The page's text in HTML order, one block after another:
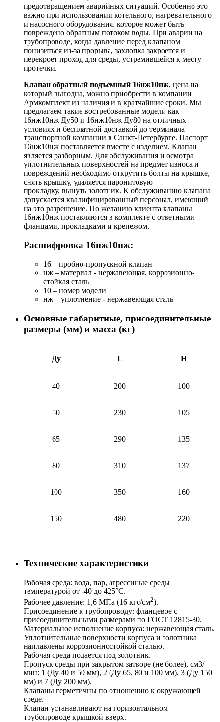
предотвращением аварийных ситуаций. Особенно это
важно при использовании котельного, нагревательного
и насосного оборудования, которое может быть
повреждено обратным потоком воды. При аварии на
трубопроводе, когда давление перед клапаном
понизиться из-за прорыва, захлопка закроется и
перекроет проход для среды, устремившейся к месту
протечки.
Клапан обратный подъемный 16нж10нж, цена на
который выгодна, можно приобрести в компании
Армкомплект из наличия и в кратчайшие сроки. Мы
предлагаем такие востребованные модели как
16нж10нж Ду50 и 16нж10нж Ду80 на отличных
условиях и бесплатной доставкой до терминала
транспортной компании в Санкт-Петербурге. Паспорт
16нж10нж поставляется вместе с изделием. Клапан
является разборным. Для обслуживания и осмотра
уплотнительных поверхностей на предмет износа и
повреждений необходимо открутить болты на крышке,
снять крышку, удаляется паронитовую
прокладку, вынуть золотник. К обслуживанию клапана
допускается квалифицированный персонал, имеющий
на это разрешение. По желанию клиента клапаны
16нж10нж поставляются в комплекте с ответными
фланцами, прокладками и крепежом.
Расшифровка 16нж10нж:
16 – пробно-пропускной клапан
нж – материал - нержавеющая, коррозионно-
стойкая сталь
10 – номер модели
нж – уплотнение - нержавеющая сталь
Основные габаритные, присоединительные
размеры (мм) и масса (кг)
Ду L H
40 200 100
50 230 105
65 290 135
80 310 137
100 350 160
150 480 220
Технические характеристики
Рабочая среда: вода, пар, агрессиные среды
температурой от -40 до 425°С.
Рабочее давление: 1,6 МПа (16 кгс/см2).
Присоединение к трубопроводу: фланцевое с
присоединительными размерами по ГОСТ 12815-80.
Материальное исполнение корпуса: нержавеющая сталь.
Уплотнительные поверхности корпуса и золотника
наплавлены коррозионностойкой сталью.
Рабочая среда подается под золотник.
Пропуск среды при закрытом затворе (не более), см3/
мин: 1 (Ду 40 и 50 мм), 2 (Ду 65, 80 и 100 мм), 3 (Ду 150
мм) и 7 (Ду 200 мм).
Клапаны герметичны по отношению к окружающей
среде.
Клапан устанавливают на горизонтальном
трубопроводе крышкой вверх.